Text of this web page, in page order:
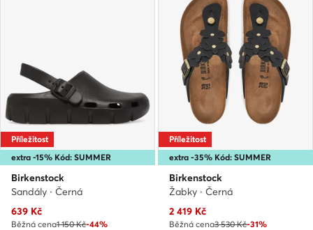
extra -15% Kód: SUMMER
Příležitost
Birkenstock
Sandály · Černá
Aktuální cena
639 Kč
Běžná cena1 150 Kč-44%
extra -35% Kód: SUMMER
Příležitost
Birkenstock
Žabky · Černá
Aktuální cena
2 419 Kč
Běžná cena3 530 Kč-31%